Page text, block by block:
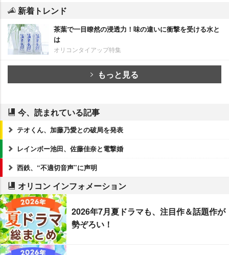
新着トレンド
茶葉で一目瞭然の浸透力！味の違いに衝撃を受ける水と
は
オリコンタイアップ特集
もっと見る
今、読まれている記事
テオくん、加藤乃愛との破局を発表
レインボー池田、佐藤佳奈と電撃婚
西鉄、“不適切音声”に声明
オリコン インフォメーション
2026年7月夏ドラマも、注目作＆話題作が
勢ぞろい！